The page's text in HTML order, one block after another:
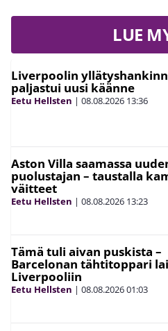
LUE
Liverpoolin
paljastui uusi käänne
Eetu Hellsten | 08.08.2026 13:36
Aston Villa saamassa
puolustajan – taustalla
väitteet
Eetu Hellsten | 08.08.2026 13:23
Tämä tuli aivan puskista –
Barcelonan tähtitoppari
Liverpooliin
Eetu Hellsten | 08.08.202601:03